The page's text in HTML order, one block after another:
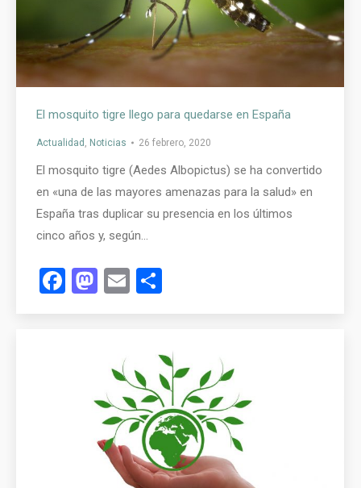
El mosquito tigre llego para quedarse en España
Actualidad Noticias 26 febrero, 2020
El mosquito tigre (Aedes Albopictus) se ha convertido
en «una de las mayores amenazas para la salud» en
España tras duplicar su presencia en los últimos
cinco años y, según…
Facebook
Mastodon
Email